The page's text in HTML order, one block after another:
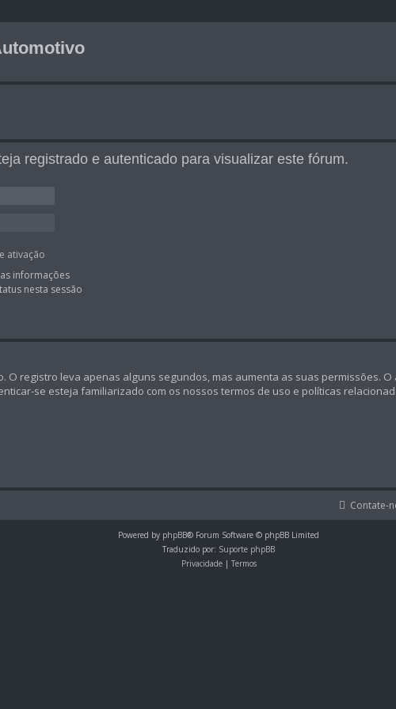
registrado e autenticado para visualizar este fórum.
ativação
informações
nesta sessão
O registro leva apenas alguns segundos, mas aumenta as suas permissões.
se esteja familiarizado com os nossos termos de uso e políticas
Contate-
Powered by phpBB® Forum Software © phpBB Limited
Traduzido por: Suporte phpBB
Privacidade| Termos